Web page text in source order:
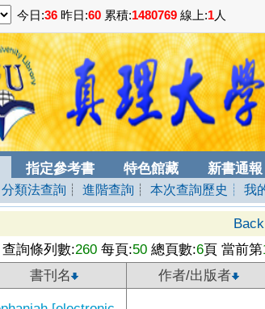
今日:36 昨日:60 累積:1480769 線上:1人
指定參考書 特色館藏 新書通報
分類法查詢 ┊進階查詢 ┊本次查詢歷史 ┊ 我
Back
查詢條列數:260 每頁:50 總頁數:6頁 當前第
書刊名 作者/出版者